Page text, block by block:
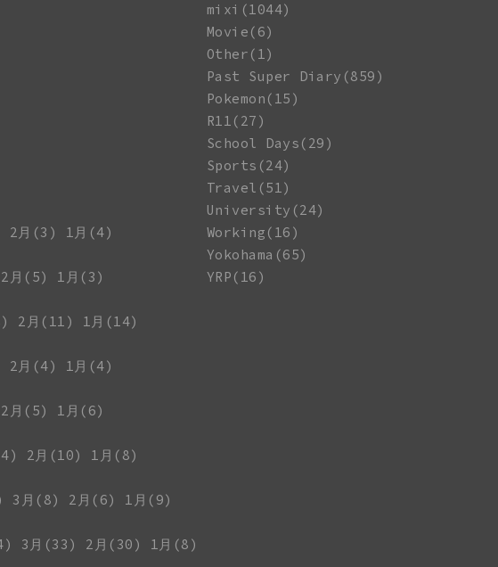
2月(3)
1月(4)
2月(5)
1月(3)
2月(11)
1月(14)
2月(4)
1月(4)
2月(5)
1月(6)
2月(10)
1月(8)
3月(8) 2月(6)
1月(9)
3月(33) 2月(30)
1月(8)
mixi(1044)
Movie(6)
Other(1)
Past Super Diary(859)
Pokemon(15)
R11(27)
School Days(29)
Sports(24)
Travel(51)
University(24)
Working(16)
Yokohama(65)
YRP(16)